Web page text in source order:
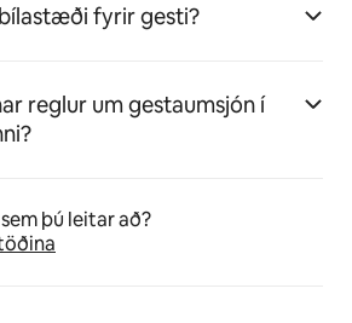
fyrir gesti?
reglur um gestaumsjón í
þú leitar að?